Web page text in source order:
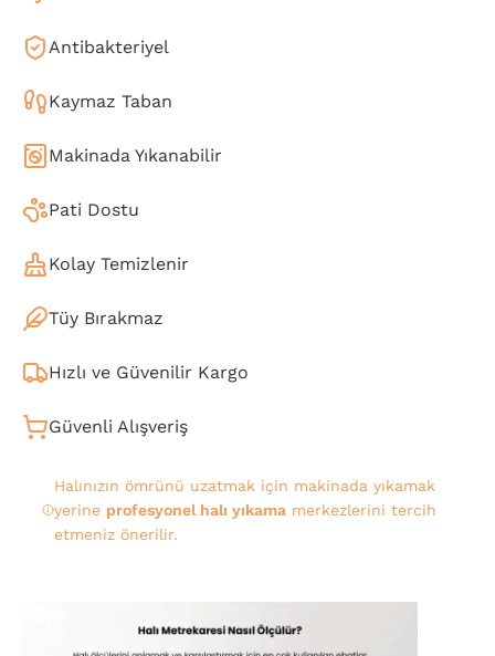
Antibakteriyel
Kaymaz Taban
Makinada Yıkanabilir
Pati Dostu
Kolay Temizlenir
Tüy Bırakmaz
Hızlı ve Güvenilir Kargo
Güvenli Alışveriş
Halınızın ömrünü uzatmak için makinada yıkamak
yerine profesyonel halı yıkamamerkezlerini tercih
etmeniz önerilir.